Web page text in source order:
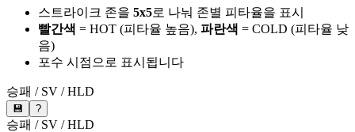
스트라이크 존을 5x5로 나눠 존별 피타율을 표시
빨간색 = HOT (피타율 높음), 파란색 = COLD (피타율 낮
음)
포수 시점으로 표시됩니다
승패 / SV / HLD
💾 ?
승패 / SV / HLD